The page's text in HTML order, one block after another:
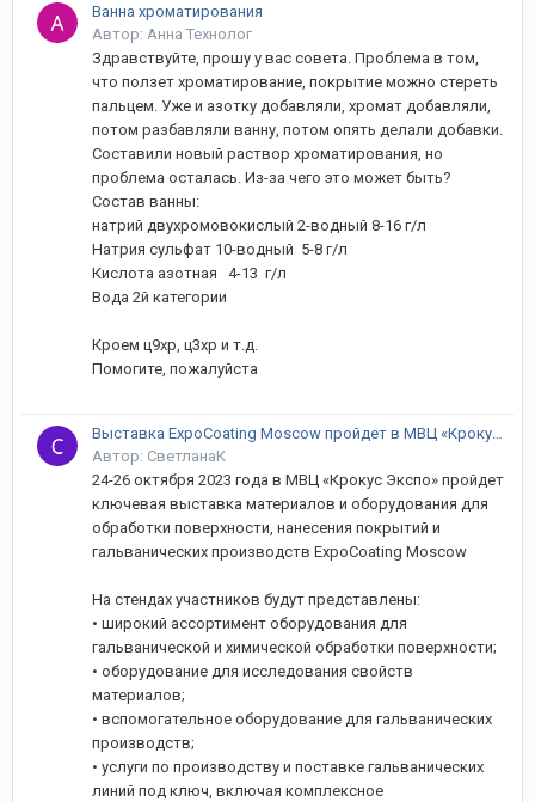
Ванна хроматирования
Автор: Анна Технолог
Здравствуйте, прошу у вас совета. Проблема в том,
что ползет хроматирование, покрытие можно стереть
пальцем. Уже и азотку добавляли, хромат добавляли,
потом разбавляли ванну, потом опять делали добавки.
Составили новый раствор хроматирования, но
проблема осталась. Из-за чего это может быть?
Состав ванны:
натрий двухромовокислый 2-водный 8-16 г/л
Натрия сульфат 10-водный 5-8 г/л
Кислота азотная 4-13 г/л
Вода 2й категории
Кроем ц9хр, ц3хр и т.д.
Помогите, пожалуйста
Выставка ExpoCoating Moscow пройдет в МВЦ «Крокус Экспо» 24-26 октября 2023 года
Автор: СветланаК
24-26 октября 2023 года в МВЦ «Крокус Экспо» пройдет
ключевая выставка материалов и оборудования для
обработки поверхности, нанесения покрытий и
гальванических производств ExpoCoating Moscow
На стендах участников будут представлены:
• широкий ассортимент оборудования для
гальванической и химической обработки поверхности;
• оборудование для исследования свойств
материалов;
• вспомогательное оборудование для гальванических
производств;
• услуги по производству и поставке гальванических
линий под ключ, включая комплексное